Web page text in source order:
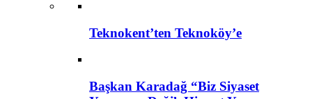
Teknokent’ten Teknoköy’e
Başkan Karadağ “Biz Siyaset